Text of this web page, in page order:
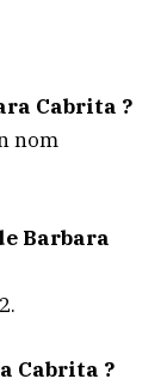
Cabrita ?
nom
Barbara
Cabrita ?